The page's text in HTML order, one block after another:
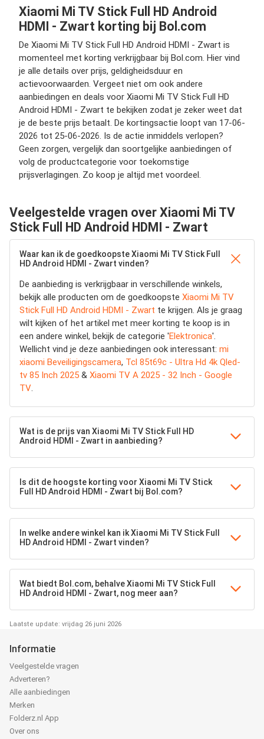
Xiaomi Mi TV Stick Full HD Android
HDMI - Zwart korting bij Bol.com
De Xiaomi Mi TV Stick Full HD Android HDMI - Zwart is
momenteel met korting verkrijgbaar bij Bol.com. Hier vind
je alle details over prijs, geldigheidsduur en
actievoorwaarden. Vergeet niet om ook andere
aanbiedingen en deals voor Xiaomi Mi TV Stick Full HD
Android HDMI - Zwart te bekijken zodat je zeker weet dat
je de beste prijs betaalt. De kortingsactie loopt van 17-06-
2026 tot 25-06-2026. Is de actie inmiddels verlopen?
Geen zorgen, vergelijk dan soortgelijke aanbiedingen of
volg de productcategorie voor toekomstige
prijsverlagingen. Zo koop je altijd met voordeel.
Veelgestelde vragen over Xiaomi Mi TV
Stick Full HD Android HDMI - Zwart
Waar kan ik de goedkoopste Xiaomi Mi TV Stick Full
HD Android HDMI - Zwart vinden?
De aanbieding is verkrijgbaar in verschillende winkels,
bekijk alle producten om de goedkoopste Xiaomi Mi TV
Stick Full HD Android HDMI - Zwart te krijgen. Als je graag
wilt kijken of het artikel met meer korting te koop is in
een andere winkel, bekijk de categorie 'Elektronica'.
Wellicht vind je deze aanbiedingen ook interessant: mi
xiaomi Beveiligingscamera, Tcl 85t69c - Ultra Hd 4k Qled-
tv 85 Inch 2025 & Xiaomi TV A 2025 - 32 Inch - Google
TV.
Wat is de prijs van Xiaomi Mi TV Stick Full HD
Android HDMI - Zwart in aanbieding?
Is dit de hoogste korting voor Xiaomi Mi TV Stick
Full HD Android HDMI - Zwart bij Bol.com?
In welke andere winkel kan ik Xiaomi Mi TV Stick Full
HD Android HDMI - Zwart vinden?
Wat biedt Bol.com, behalve Xiaomi Mi TV Stick Full
HD Android HDMI - Zwart, nog meer aan?
Laatste update: vrijdag 26 juni 2026
Informatie
Veelgestelde vragen
Adverteren?
Alle aanbiedingen
Merken
Folderz.nl App
Over ons